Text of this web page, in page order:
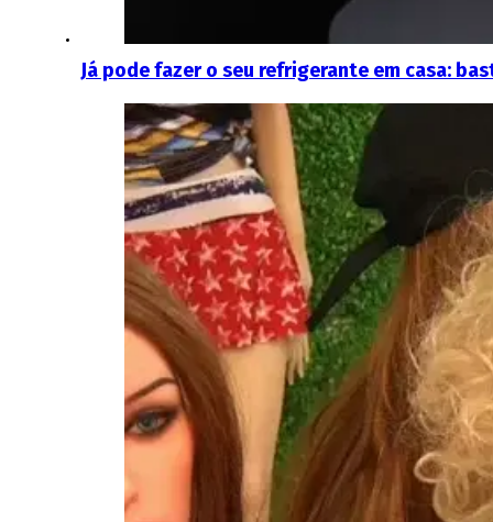
Já pode fazer o seu refrigerante em casa: